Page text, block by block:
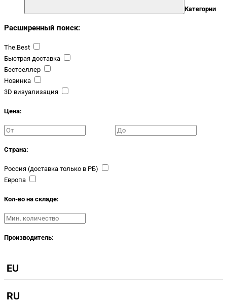
Категории
Расширенный поиск:
The.Best
Быстрая доставка
Бестселлер
Новинка
3D визуализация
Цена:
Страна:
Россия (доставка только в РБ)
Европа
Кол-во на складе:
Производитель:
EU
RU